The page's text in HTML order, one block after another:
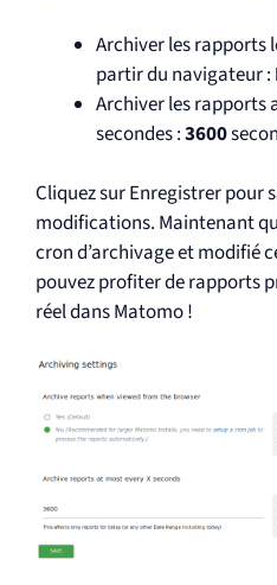
Archiver les rapports
partir du navigateur :
Archiver les rapports
secondes :3600
Cliquez sur Enregistrer pour
modifications. Maintenant
cron d’archivage et modifié
pouvez profiter de rapports
réel dans Matomo !